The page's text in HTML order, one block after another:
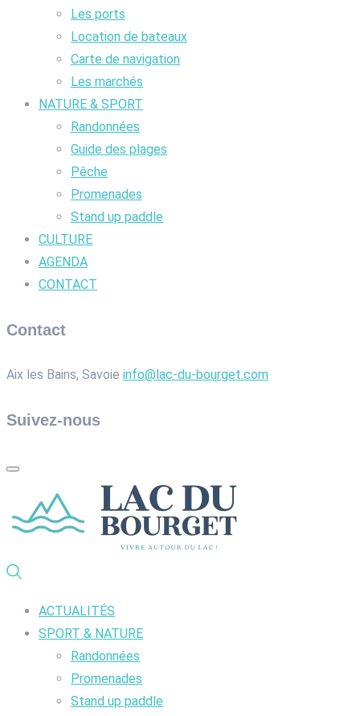
Les ports
Location de bateaux
Carte de navigation
Les marchés
NATURE & SPORT
Randonnées
Guide des plages
Pêche
Promenades
Stand up paddle
CULTURE
AGENDA
CONTACT
Contact
Aix les Bains, Savoie info@lac-du-bourget.com
Suivez-nous
ACTUALITÉS
SPORT & NATURE
Randonnées
Promenades
Stand up paddle